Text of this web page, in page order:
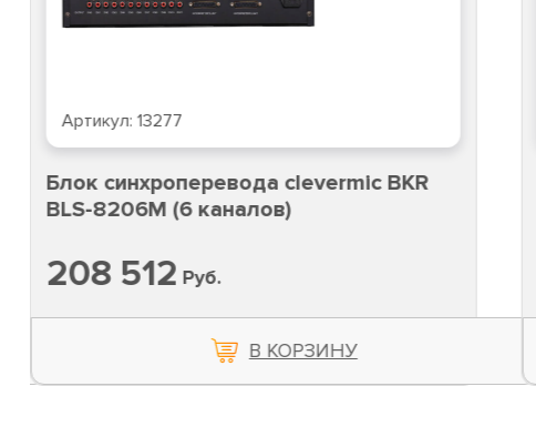
Артикул: 13277
Блок синхроперевода clevermic BKR
BLS-8206M (6 каналов)
208 512 Руб.
В КОРЗИНУ